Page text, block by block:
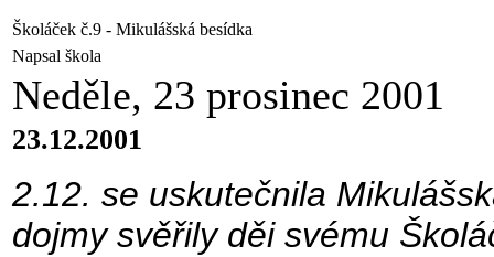
Školáček č.9 - Mikulášská besídka
Napsal škola
Neděle, 23 prosinec 2001
23.12.2001
2.12. se uskutečnila
dojmy svěřily děi svému